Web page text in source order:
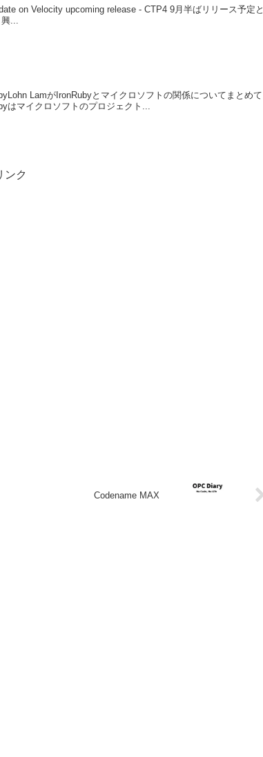
on Velocity upcoming release - CTP4 9月半ばリリース予定と
...
LamがIronRubyとマイクロソフトの関係についてまとめて
はマイクロソフトのプロジェクト...
ンク
Codename MAX